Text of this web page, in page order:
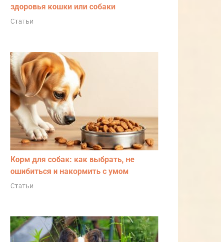
здоровья кошки или собаки
Статьи
Корм для собак: как выбрать, не
ошибиться и накормить с умом
Статьи